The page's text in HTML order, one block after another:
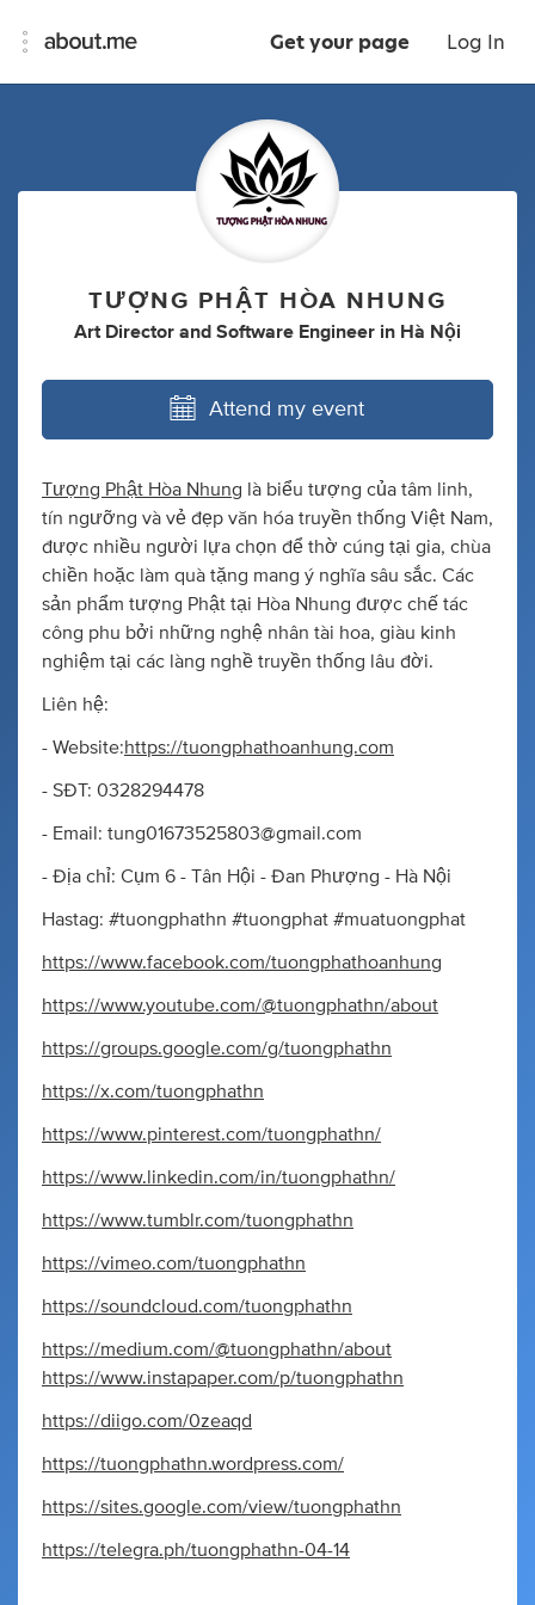
Get your page Log In
TƯỢNG PHẬT HÒA NHUNG
Art Director and Software Engineer in Hà Nội
Attend my event
Tượng Phật Hòa Nhung là biểu tượng của tâm linh,
tín ngưỡng và vẻ đẹp văn hóa truyền thống Việt Nam,
được nhiều người lựa chọn để thờ cúng tại gia, chùa
chiền hoặc làm quà tặng mang ý nghĩa sâu sắc. Các
sản phẩm tượng Phật tại Hòa Nhung được chế tác
công phu bởi những nghệ nhân tài hoa, giàu kinh
nghiệm tại các làng nghề truyền thống lâu đời.
Liên hệ:
- Website:https://tuongphathoanhung.com
- SĐT: 0328294478
- Email: tung01673525803@gmail.com
- Địa chỉ: Cụm 6 - Tân Hội - Đan Phượng - Hà Nội
Hastag: #tuongphathn #tuongphat #muatuongphat
https://www.facebook.com/tuongphathoanhung
https://www.youtube.com/@tuongphathn/about
https://groups.google.com/g/tuongphathn
https://x.com/tuongphathn
https://www.pinterest.com/tuongphathn/
https://www.linkedin.com/in/tuongphathn/
https://www.tumblr.com/tuongphathn
https://vimeo.com/tuongphathn
https://soundcloud.com/tuongphathn
https://medium.com/@tuongphathn/about
https://www.instapaper.com/p/tuongphathn
https://diigo.com/0zeaqd
https://tuongphathn.wordpress.com/
https://sites.google.com/view/tuongphathn
https://telegra.ph/tuongphathn-04-14